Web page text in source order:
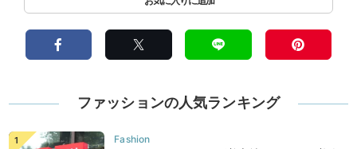
ファッションの人気ランキング